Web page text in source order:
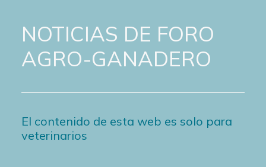
NOTICIAS DE FORO
AGRO-GANADERO
El contenido de esta web es solo para
veterinarios